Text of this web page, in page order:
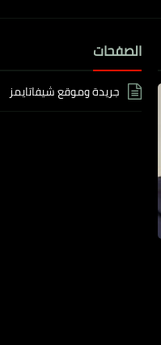
الصفحات
جريدة وموقع شيفاتايمز